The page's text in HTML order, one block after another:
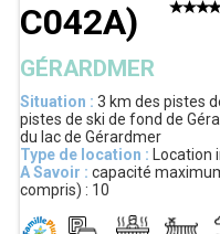
C042A)
GÉRARDMER
Situation : 3 km des pistes
pistes de ski de fond de
du lac de Gérardmer
Type de location : Location
A Savoir : capacité
compris) : 10